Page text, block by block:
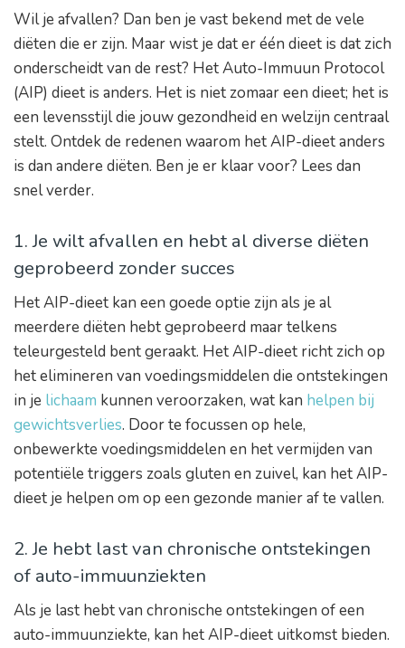
Wil je afvallen? Dan ben je vast bekend met de vele
diëten die er zijn. Maar wist je dat er één dieet is dat zich
onderscheidt van de rest? Het Auto-Immuun Protocol
(AIP) dieet is anders. Het is niet zomaar een dieet; het is
een levensstijl die jouw gezondheid en welzijn centraal
stelt. Ontdek de redenen waarom het AIP-dieet anders
is dan andere diëten. Ben je er klaar voor? Lees dan
snel verder.
1. Je wilt afvallen en hebt al diverse diëten
geprobeerd zonder succes
Het AIP-dieet kan een goede optie zijn als je al
meerdere diëten hebt geprobeerd maar telkens
teleurgesteld bent geraakt. Het AIP-dieet richt zich op
het elimineren van voedingsmiddelen die ontstekingen
in je lichaam kunnen veroorzaken, wat kan helpen bij
gewichtsverlies. Door te focussen op hele,
onbewerkte voedingsmiddelen en het vermijden van
potentiële triggers zoals gluten en zuivel, kan het AIP-
dieet je helpen om op een gezonde manier af te vallen.
2. Je hebt last van chronische ontstekingen
of auto-immuunziekten
Als je last hebt van chronische ontstekingen of een
auto-immuunziekte, kan het AIP-dieet uitkomst bieden.